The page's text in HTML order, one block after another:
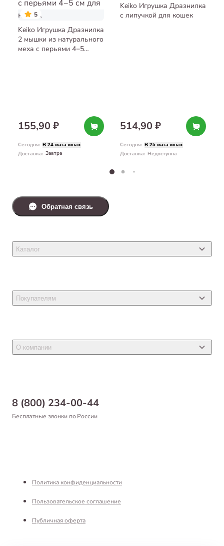
5
Keiko Игрушка Дразнилка
2 мышки из натурального
меха с перьями 4−5
155,90 ₽
Сегодня: В 24 магазинах
Доставка: Завтра
Keiko Игрушка Дразнилка
с липучкой для кошек
514,90 ₽
Сегодня: В 25 магазинах
Доставка: Недоступна
8 (800) 234-00-44
Бесплатные звонки по России
Каталог
Товары для собак
Товары для птиц
Покупателям
Новости
Самовывоз
Оформление заказа
О компании
Благотворительный фонд
Реквизиты
Обратная связь
Политика конфиденциальности
Пользовательское соглашение
Публичная оферта